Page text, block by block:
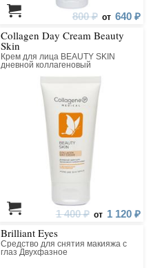
800 ₽ от 640 ₽
Collagen Day Cream Beauty
Skin
Крем для лица BEAUTY SKIN
дневной коллагеновый
1 400 ₽ от 1 120 ₽
Brilliant Eyes
Средство для снятия макияжа с
глаз Двухфазное